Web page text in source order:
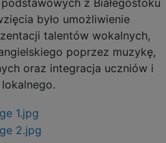
z Białegostoku
było umożliwienie
talentów wokalnych,
poprzez muzykę,
oraz integracja uczniów i